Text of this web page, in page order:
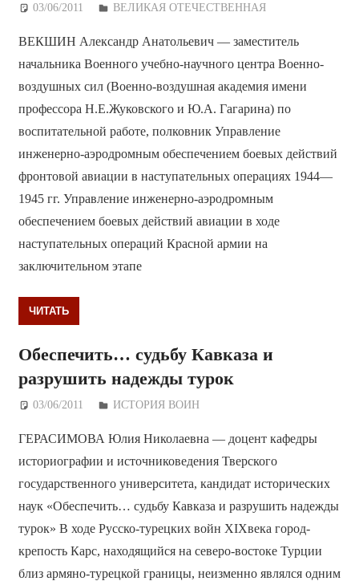
03/06/2011 Дежурный по Редакции
ВЕЛИКАЯ ОТЕЧЕСТВЕННАЯ
ВЕКШИН Александр Анатольевич — заместитель
начальника Военного учебно-научного центра Военно-
воздушных сил (Военно-воздушная академия имени
профессора Н.Е.Жуковского и Ю.А. Гагарина) по
воспитательной работе, полковник Управление
инженерно-аэродромным обеспечением боевых действий
фронтовой авиации в наступательных операциях 1944—
1945 гг. Управление инженерно-аэродромным
обеспечением боевых действий авиации в ходе
наступательных операций Красной армии на
заключительном этапе
ЧИТАТЬ
Обеспечить… судьбу Кавказа и
разрушить надежды турок
03/06/2011 Дежурный по Редакции
ИСТОРИЯ ВОИН
ГЕРАСИМОВА Юлия Николаевна — доцент кафедры
историографии и источниковедения Тверского
государственного университета, кандидат исторических
наук «Обеспечить… судьбу Кавказа и разрушить надежды
турок» В ходе Русско-турецких войн XIXвека город-
крепость Карс, находящийся на северо-востоке Турции
близ армяно-турецкой границы, неизменно являлся одним